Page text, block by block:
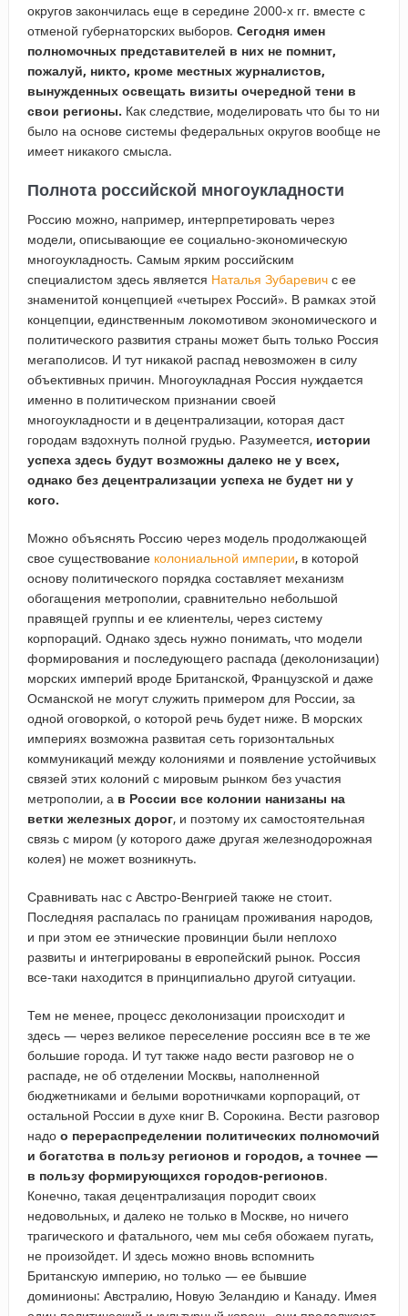
округов закончилась еще в середине 2000-х гг. вместе с
отменой губернаторских выборов. Сегодня имен
полномочных представителей в них не помнит,
пожалуй, никто, кроме местных журналистов,
вынужденных освещать визиты очередной тени в
свои регионы. Как следствие, моделировать что бы то ни
было на основе системы федеральных округов вообще не
имеет никакого смысла.
Полнота российской многоукладности
Россию можно, например, интерпретировать через
модели, описывающие ее социально-экономическую
многоукладность. Самым ярким российским
специалистом здесь является Наталья Зубаревичс ее
знаменитой концепцией «четырех Россий». В рамках этой
концепции, единственным локомотивом экономического и
политического развития страны может быть только Россия
мегаполисов. И тут никакой распад невозможен в силу
объективных причин. Многоукладная Россия нуждается
именно в политическом признании своей
многоукладности и в децентрализации, которая даст
городам вздохнуть полной грудью. Разумеется, истории
успеха здесь будут возможны далеко не у всех,
однако без децентрализации успеха не будет ни у
кого.
Можно объяснять Россию через модель продолжающей
свое существование колониальной империи, в которой
основу политического порядка составляет механизм
обогащения метрополии, сравнительно небольшой
правящей группы и ее клиентелы, через систему
корпораций. Однако здесь нужно понимать, что модели
формирования и последующего распада (деколонизации)
морских империй вроде Британской, Французской и даже
Османской не могут служить примером для России, за
одной оговоркой, о которой речь будет ниже. В морских
империях возможна развитая сеть горизонтальных
коммуникаций между колониями и появление устойчивых
связей этих колоний с мировым рынком без участия
метрополии, а в России все колонии нанизаны на
ветки железных дорог, и поэтому их самостоятельная
связь с миром (у которого даже другая железнодорожная
колея) не может возникнуть.
Сравнивать нас с Австро-Венгрией также не стоит.
Последняя распалась по границам проживания народов,
и при этом ее этнические провинции были неплохо
развиты и интегрированы в европейский рынок. Россия
все-таки находится в принципиально другой ситуации.
Тем не менее, процесс деколонизации происходит и
здесь — через великое переселение россиян все в те же
большие города. И тут также надо вести разговор не о
распаде, не об отделении Москвы, наполненной
бюджетниками и белыми воротничками корпораций, от
остальной России в духе книг В. Сорокина. Вести разговор
надо о перераспределении политических полномочий
и богатства в пользу регионов и городов, а точнее —
в пользу формирующихся городов-регионов.
Конечно, такая децентрализация породит своих
недовольных, и далеко не только в Москве, но ничего
трагического и фатального, чем мы себя обожаем пугать,
не произойдет. И здесь можно вновь вспомнить
Британскую империю, но только — ее бывшие
доминионы: Австралию, Новую Зеландию и Канаду. Имея